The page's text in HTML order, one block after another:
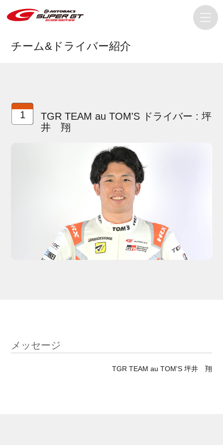
チーム&ドライバー紹介
1
TGR TEAM au TOM'S ドライバー : 坪
井 翔
メッセージ
TGR TEAM au TOM'S 坪井 翔